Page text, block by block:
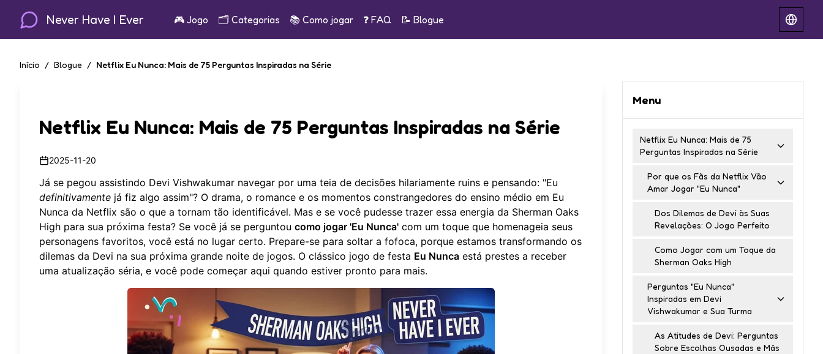
Never Have I Ever 🎮 Jogo 🗂️ Categorias 📚 Como jogar ❓ FAQ 📝 Blogue
Início / Blogue / Netflix Eu Nunca: Mais de 75 Perguntas Inspiradas na Série
Netflix Eu Nunca: Mais de 75 Perguntas Inspiradas na Série
2025-11-20
Já se pegou assistindo Devi Vishwakumar navegar por uma teia de decisões hilariamente ruins e pensando: "Eu
definitivamente já fiz algo assim"? O drama, o romance e os momentos constrangedores do ensino médio em Eu
Nunca da Netflix são o que a tornam tão identificável. Mas e se você pudesse trazer essa energia da Sherman Oaks
High para sua próxima festa? Se você já se perguntou como jogar 'Eu Nunca' com um toque que homenageia seus
personagens favoritos, você está no lugar certo. Prepare-se para soltar a fofoca, porque estamos transformando os
dilemas da Devi na sua próxima grande noite de jogos. O clássico jogo de festa Eu Nunca está prestes a receber
uma atualização séria, e você pode começar aqui quando estiver pronto para mais.
Menu
Netflix Eu Nunca: Mais de 75
Perguntas Inspiradas na Série
Por que os Fãs da Netflix Vão
Amar Jogar "Eu Nunca"
Dos Dilemas de Devi às Suas
Revelações: O Jogo Perfeito
Como Jogar com um Toque da
Sherman Oaks High
Perguntas "Eu Nunca"
Inspiradas em Devi
Vishwakumar e Sua Turma
As Atitudes de Devi: Perguntas
Sobre Escolhas Ousadas e Más